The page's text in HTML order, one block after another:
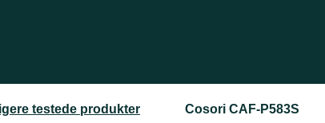
testede produkter Cosori CAF-P583S